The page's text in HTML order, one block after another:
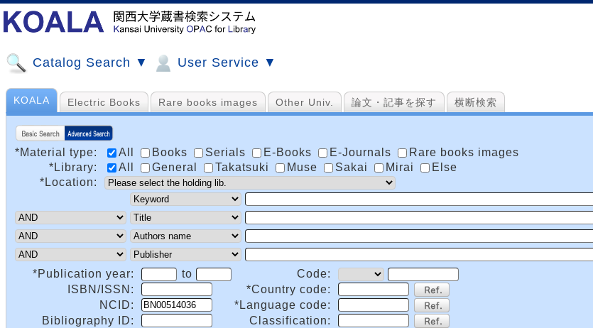
Catalog Search ▼ User Service ▼
KOALA Electric Books Rare books images Other Univ. 論文・記事を探す 横断検索
*Material type: All Books Serials E-Books E-Journals
Rare books images
*Library:
All General Takatsuki Muse Sakai Mirai
Else
*Location:
*Publication year: to
Code:
ISBN/ISSN:
*Country code:
NCID:
*Language code:
Bibliography ID:
Classification: